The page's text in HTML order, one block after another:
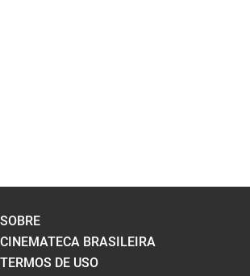
SOBRE
CINEMATECA BRASILEIRA
TERMOS DE USO